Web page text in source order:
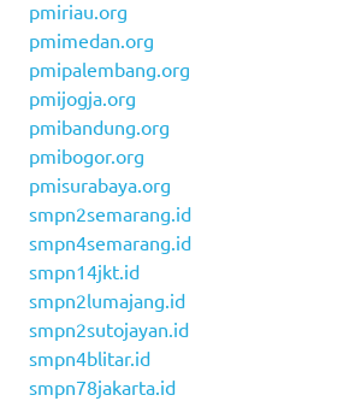
pmiriau.org
pmimedan.org
pmipalembang.org
pmijogja.org
pmibandung.org
pmibogor.org
pmisurabaya.org
smpn2semarang.id
smpn4semarang.id
smpn14jkt.id
smpn2lumajang.id
smpn2sutojayan.id
smpn4blitar.id
smpn78jakarta.id